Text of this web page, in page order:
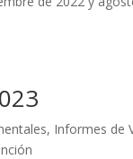
, Informes de